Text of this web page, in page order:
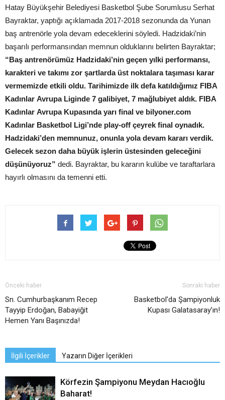
Hatay Büyükşehir Belediyesi Basketbol Şube Sorumlusu Serhat
Bayraktar, yaptığı açıklamada 2017-2018 sezonunda da Yunan
baş antrenörle yola devam edeceklerini söyledi. Hadzidaki’nin
başarılı performansından memnun olduklarını belirten Bayraktar;
“Baş antrenörümüz Hadzidaki’nin geçen yılki performansı,
karakteri ve takımı zor şartlarda üst noktalara taşıması karar
vermemizde etkili oldu. Tarihimizde ilk defa katıldığımız FIBA
Kadınlar Avrupa Liginde 7 galibiyet, 7 mağlubiyet aldık. FIBA
Kadınlar Avrupa Kupasında yarı final ve bilyoner.com
Kadınlar Basketbol Ligi’nde play-off çeyrek final oynadık.
Hadzidaki’den memnunuz, onunla yola devam kararı verdik.
Gelecek sezon daha büyük işlerin üstesinden geleceğini
düşünüyoruz” dedi. Bayraktar, bu kararın kulübe ve taraftarlara
hayırlı olmasını da temenni etti.
Önceki haber
Sn. Cumhurbaşkanım Recep
Tayyip Erdoğan, Babayiğit
Hemen Yanı Başınızda!
Sonraki haber
Basketbol’da Şampiyonluk
Kupası Galatasaray’ın!
İlgili İçerikler Yazarın Diğer İçerikleri
Körfezin Şampiyonu Meydan Hacıoğlu
Baharat!